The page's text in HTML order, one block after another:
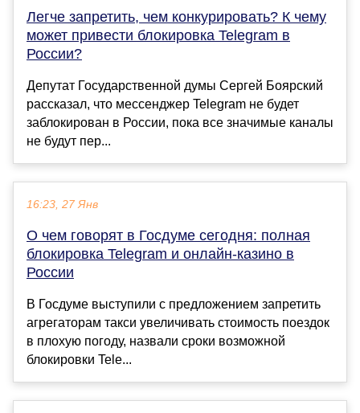
Легче запретить, чем конкурировать? К чему
может привести блокировка Telegram в
России?
Депутат Государственной думы Сергей Боярский
рассказал, что мессенджер Telegram не будет
заблокирован в России, пока все значимые каналы
не будут пер...
16:23, 27 Янв
О чем говорят в Госдуме сегодня: полная
блокировка Telegram и онлайн-казино в
России
В Госдуме выступили с предложением запретить
агрегаторам такси увеличивать стоимость поездок
в плохую погоду, назвали сроки возможной
блокировки Tele...